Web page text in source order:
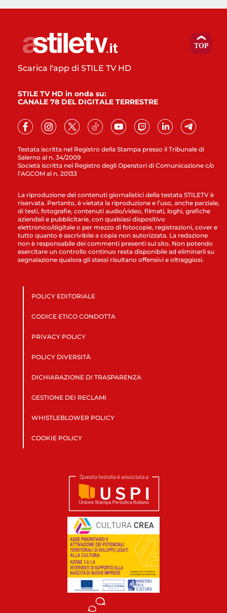
Testata iscritta nel Registro della Stampa presso il Tribunale di
Salerno al n. 34/2009
Società iscritta nel Registro degli Operatori di Comunicazione c/o
l’AGCOM al n. 20133
Scarica l'app di STILE TV HD
STILE TV HD in onda su:
CANALE 78 DEL DIGITALE TERRESTRE
La riproduzione dei contenuti giornalistici della testata STILETV è
riservata. Pertanto, è vietata la riproduzione e l’uso, anche parziale,
di testi, fotografie, contenuti audio/video, filmati, loghi, grafiche
aziendali e pubblicitarie, con qualsiasi dispositivo
elettronico/digitale o per mezzo di fotocopie, registrazioni, cover e
tutto quanto è ascrivibile a copia non autorizzata. La redazione
non è responsabile dei commenti presenti sul sito. Non potendo
esercitare un controllo continuo resta disponibile ad eliminarli su
segnalazione qualora gli stessi risultano offensivi e oltraggiosi.
POLICY EDITORIALE
CODICE ETICO CONDOTTA
PRIVACY POLICY
POLICY DIVERSITÀ
DICHIARAZIONE DI TRASPARENZA
GESTIONE DEI RECLAMI
WHISTLEBLOWER POLICY
COOKIE POLICY